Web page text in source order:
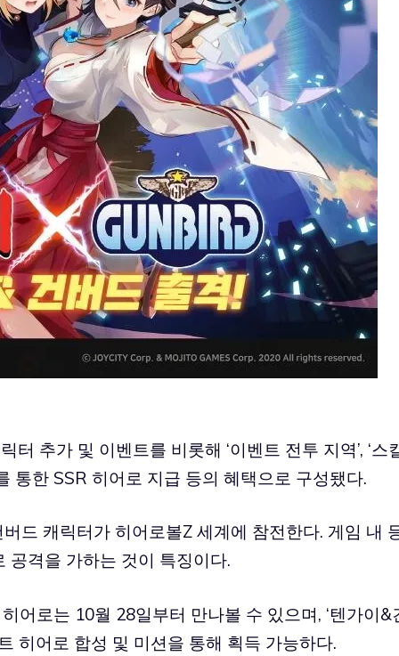
추가 및 이벤트를 비롯해 ‘이벤트 전투 지역’, ‘스
통한 SSR 히어로 지급 등의 혜택으로 구성됐다.
드 캐릭터가 히어로볼Z 세계에 참전한다. 게임 내
공격을 가하는 것이 특징이다.
어로는 10월 28일부터 만나볼 수 있으며, ‘텐가이&
히어로 합성 및 미션을 통해 획득 가능하다.